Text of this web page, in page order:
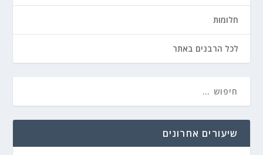
חלומות
לכל הרבנים באתר
שיעורים אחרונים